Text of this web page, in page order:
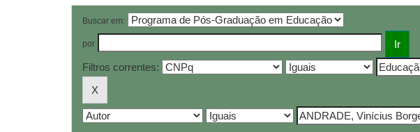
Buscar em:
por
Filtros correntes: